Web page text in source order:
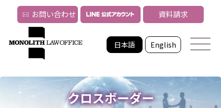
日本語 English
お問い合わせ 資料請求
クロスボーダー